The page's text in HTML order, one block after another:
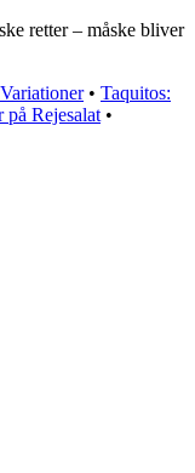
retter – måske bliver
• Taquitos:
Rejesalat •